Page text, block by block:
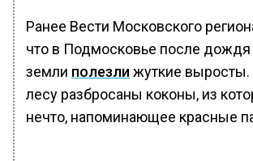
Ранее Вести Московского
что в Подмосковье после дождя
земли полезли жуткие
лесу разбросаны коконы, из
нечто, напоминающее красные